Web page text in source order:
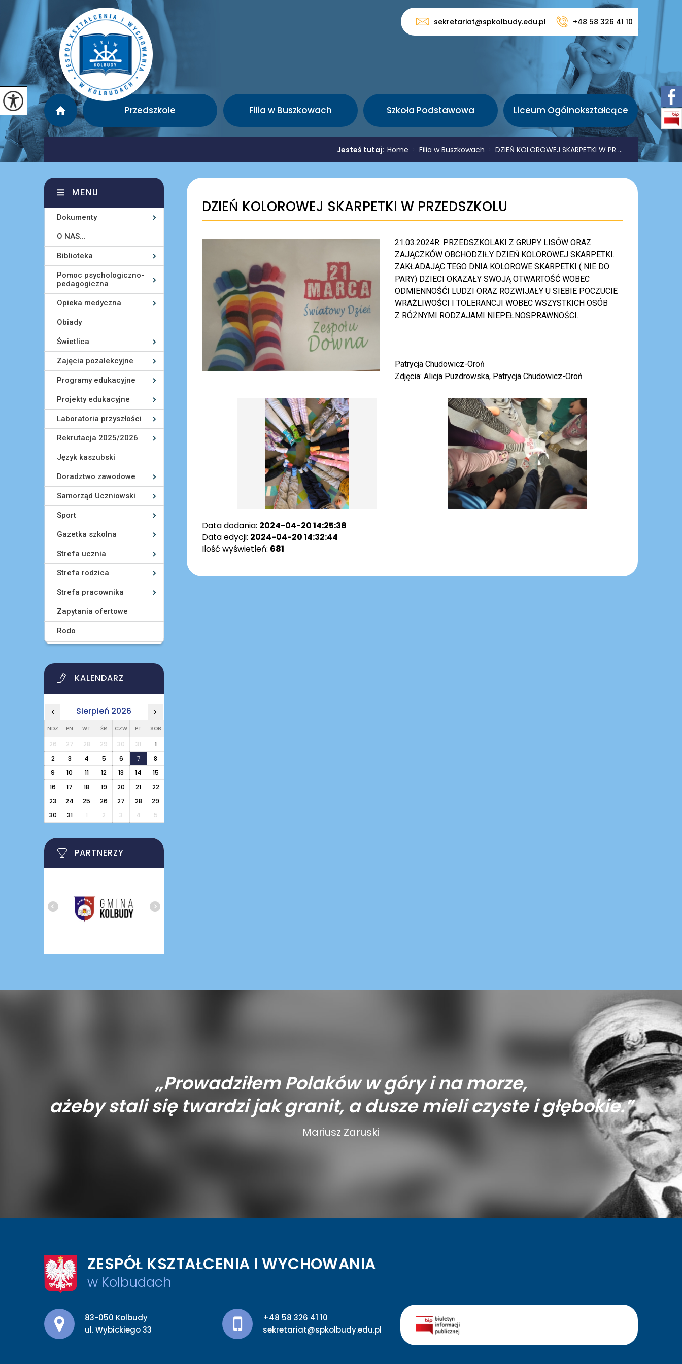
sekretariat@spkolbudy.edu.pl +48 58 326 41 10
Przedszkole Filia w Buszkowach Szkoła Podstawowa Liceum Ogólnokształcące
Jesteś tutaj: Home > Filia w Buszkowach > DZIEŃ KOLOROWEJ SKARPETKI W PR ...
DZIEŃ KOLOROWEJ SKARPETKI W PRZEDSZKOLU
21.03.2024R. PRZEDSZKOLAKI Z GRUPY LISÓW ORAZ
ZAJĄCZKÓW OBCHODZIŁY DZIEŃ KOLOROWEJ SKARPETKI.
ZAKŁADAJĄC TEGO DNIA KOLOROWE SKARPETKI ( NIE DO
PARY) DZIECI OKAZAŁY SWOJĄ OTWARTOŚĆ WOBEC
ODMIENNOŚĆI LUDZI ORAZ ROZWIJAŁY U SIEBIE POCZUCIE
WRAŻLIWOŚCI I TOLERANCJI WOBEC WSZYSTKICH OSÓB
Z RÓŻNYMI RODZAJAMI NIEPEŁNOSPRAWNOŚCI.
Patrycja Chudowicz-Oroń
Zdjęcia: Alicja Puzdrowska, Patrycja Chudowicz-Oroń
Data dodania: 2024-04-20 14:25:38
Data edycji: 2024-04-20 14:32:44
Ilość wyświetleń: 681
MENU
Dokumenty
O NAS...
Biblioteka
Pomoc psychologiczno-
pedagogiczna
Opieka medyczna
Obiady
Świetlica
Zajęcia pozalekcyjne
Programy edukacyjne
Projekty edukacyjne
Laboratoria przyszłości
Rekrutacja 2025/2026
Język kaszubski
Doradztwo zawodowe
Samorząd Uczniowski
Sport
Gazetka szkolna
Strefa ucznia
Strefa rodzica
Strefa pracownika
Zapytania ofertowe
Rodo
KALENDARZ
‹ Sierpień 2026 ›
NDZ PN WT ŚR CZW PT SOB
26 27 28 29 30 31
1
2
3 4 5 6 7
8
9
10 11 12 13 14
15
16
17 18 19 20 21
22
23
24 25 26 27 28
29
30
31 1 2 3 4 5
PARTNERZY
„Prowadziłem Polaków w góry i na morze,
ażeby stali się twardzi jak granit, a dusze mieli czyste i głębokie.”
Mariusz Zaruski
ZESPÓŁ KSZTAŁCENIA I WYCHOWANIA
w Kolbudach
Adres pocztowy:
83-050 Kolbudy
ul. Wybickiego 33
+48 58 326 41 10
sekretariat@spkolbudy.edu.pl